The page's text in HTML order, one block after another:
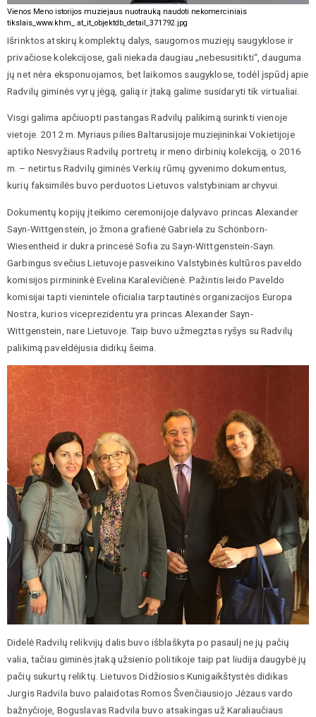
Vienos Meno istorijos muziejaus nuotrauką naudoti nekomerciniais
tikslais_www.khm_.at_it_objektdb_detail_371792.jpg
Išrinktos atskirų komplektų dalys, saugomos muziejų saugyklose ir
privačiose kolekcijose, gali niekada daugiau „nebesusitikti“, dauguma
jų net nėra eksponuojamos, bet laikomos saugyklose, todėl įspūdį apie
Radvilų giminės vyrų jėgą, galią ir įtaką galime susidaryti tik virtualiai.
Visgi galima apčiuopti pastangas Radvilų palikimą surinkti vienoje
vietoje. 2012 m. Myriaus pilies Baltarusijoje muziejininkai Vokietijoje
aptiko Nesvyžiaus Radvilų portretų ir meno dirbinių kolekciją, o 2016
m. – netirtus Radvilų giminės Verkių rūmų gyvenimo dokumentus,
kurių faksimilės buvo perduotos Lietuvos valstybiniam archyvui.
Dokumentų kopijų įteikimo ceremonijoje dalyvavo princas Alexander
Sayn-Wittgenstein, jo žmona grafienė Gabriela zu Schönborn-
Wiesentheid ir dukra princesė Sofia zu Sayn-Wittgenstein-Sayn.
Garbingus svečius Lietuvoje pasveikino Valstybinės kultūros paveldo
komisijos pirmininkė Evelina Karalevičienė. Pažintis leido Paveldo
komisijai tapti vienintele oficialia tarptautinės organizacijos Europa
Nostra, kurios viceprezidentu yra princas Alexander Sayn-
Wittgenstein, nare Lietuvoje. Taip buvo užmegztas ryšys su Radvilų
palikimą paveldėjusia didikų šeima.
Didelė Radvilų relikvijų dalis buvo išblaškyta po pasaulį ne jų pačių
valia, tačiau giminės įtaką užsienio politikoje taip pat liudija daugybė jų
pačių sukurtų reliktų. Lietuvos Didžiosios Kunigaikštystės didikas
Jurgis Radvila buvo palaidotas Romos Švenčiausiojo Jėzaus vardo
bažnyčioje, Boguslavas Radvila buvo atsakingas už Karaliaučiaus